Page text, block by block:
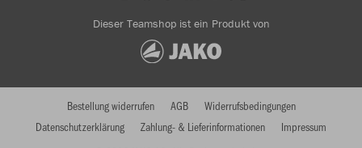
Dieser Teamshop ist ein Produkt von
Bestellung widerrufen AGB
Widerrufsbedingungen
Datenschutzerklärung
Zahlung- & Lieferinformationen Impressum